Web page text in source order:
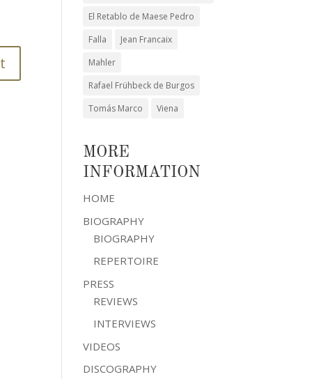
El Retablo de Maese Pedro
Falla
Jean Francaix
Mahler
Rafael Frühbeck de Burgos
Tomás Marco
Viena
MORE
INFORMATION
HOME
BIOGRAPHY
BIOGRAPHY
REPERTOIRE
PRESS
REVIEWS
INTERVIEWS
VIDEOS
DISCOGRAPHY